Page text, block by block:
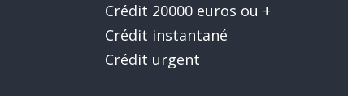
Crédit 20000 euros ou +
Crédit instantané
Crédit urgent